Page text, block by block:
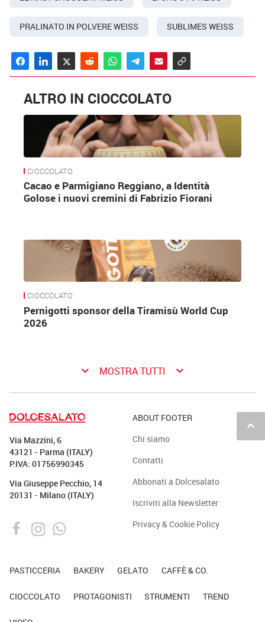
PRALINATO IN POLVERE WEISS SUBLIMES WEISS
ALTRO IN CIOCCOLATO
CIOCCOLATO
Cacao e Parmigiano Reggiano, a Identità
Golose i nuovi cremini di Fabrizio Fiorani
CIOCCOLATO
Pernigotti sponsor della Tiramisù World Cup
2026
keyboard_arrow_down MOSTRA TUTTI keyboard_arrow_down
keyboard_arrow_up
Via Mazzini, 6
43121 - Parma (ITALY)
P.IVA: 01756990345
Via Giuseppe Pecchio, 14
20131 - Milano (ITALY)
ABOUT FOOTER
Chi siamo
Contatti
Abbonati a Dolcesalato
Iscriviti alla Newsletter
Privacy & Cookie Policy
PASTICCERIA BAKERY GELATO CAFFÈ & CO.
CIOCCOLATO PROTAGONISTI STRUMENTI TREND